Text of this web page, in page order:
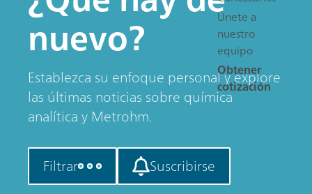
Únete a
nuestro
equipo
Obtener
cotización
nuevo?
Establezca su enfoque personal y explore
las últimas noticias sobre química
analítica y Metrohm.
Filtrar Suscribirse